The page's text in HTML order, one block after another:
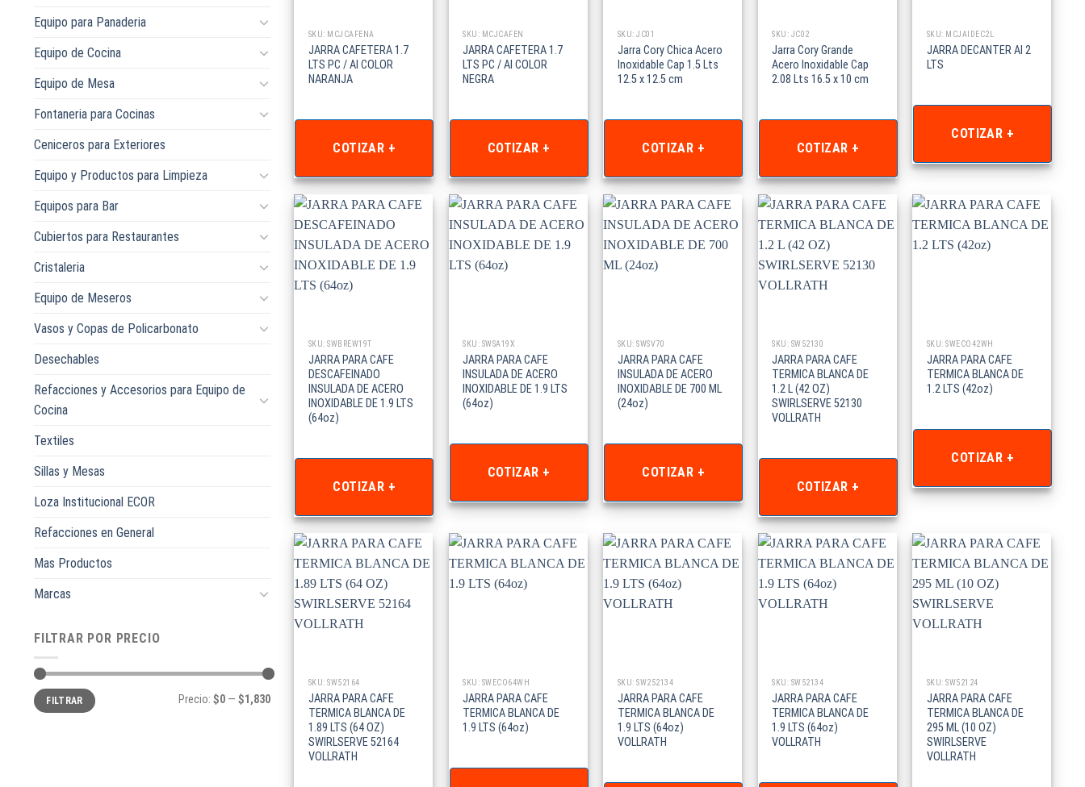
Equipo para Panaderia
Equipo de Cocina
Equipo de Mesa
Fontaneria para Cocinas
Ceniceros para Exteriores
Equipo y Productos para Limpieza
Equipos para Bar
Cubiertos para Restaurantes
Cristaleria
Equipo de Meseros
Vasos y Copas de Policarbonato
Desechables
Refacciones y Accesorios para Equipo de
Cocina
Textiles
Sillas y Mesas
Loza Institucional ECOR
Refacciones en General
Mas Productos
Marcas
FILTRAR POR PRECIO
Precio
mínimo
Precio
máximo
FILTRAR Precio: $0— $1,830
SKU: MCJCAFENA
JARRA CAFETERA 1.7
LTS PC / AI COLOR
NARANJA
COTIZAR +
SKU: MCJCAFEN
JARRA CAFETERA 1.7
LTS PC / AI COLOR
NEGRA
COTIZAR +
SKU: JC01
Jarra Cory Chica Acero
Inoxidable Cap 1.5 Lts
12.5 x 12.5 cm
COTIZAR +
SKU: JC02
Jarra Cory Grande
Acero Inoxidable Cap
2.08 Lts 16.5 x 10 cm
COTIZAR +
SKU: MCJAIDEC2L
JARRA DECANTER AI 2
LTS
COTIZAR +
SKU: SWBREW19T
JARRA PARA CAFE
DESCAFEINADO
INSULADA DE ACERO
INOXIDABLE DE 1.9 LTS
(64oz)
COTIZAR +
SKU: SWSA19X
JARRA PARA CAFE
INSULADA DE ACERO
INOXIDABLE DE 1.9 LTS
(64oz)
COTIZAR +
SKU: SWSV70
JARRA PARA CAFE
INSULADA DE ACERO
INOXIDABLE DE 700 ML
(24oz)
COTIZAR +
SKU: SW52130
JARRA PARA CAFE
TERMICA BLANCA DE
1.2 L (42 OZ)
SWIRLSERVE 52130
VOLLRATH
COTIZAR +
SKU: SWECO42WH
JARRA PARA CAFE
TERMICA BLANCA DE
1.2 LTS (42oz)
COTIZAR +
SKU: SW52164
JARRA PARA CAFE
TERMICA BLANCA DE
1.89 LTS (64 OZ)
SWIRLSERVE 52164
VOLLRATH
SKU: SWECO64WH
JARRA PARA CAFE
TERMICA BLANCA DE
1.9 LTS (64oz)
SKU: SW252134
JARRA PARA CAFE
TERMICA BLANCA DE
1.9 LTS (64oz)
VOLLRATH
SKU: SW52134
JARRA PARA CAFE
TERMICA BLANCA DE
1.9 LTS (64oz)
VOLLRATH
SKU: SW52124
JARRA PARA CAFE
TERMICA BLANCA DE
295 ML (10 OZ)
SWIRLSERVE
VOLLRATH